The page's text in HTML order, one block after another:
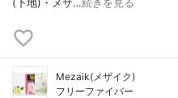
(下地)・メザ…続きを見る
Mezaik(メザイク)
フリーファイバー